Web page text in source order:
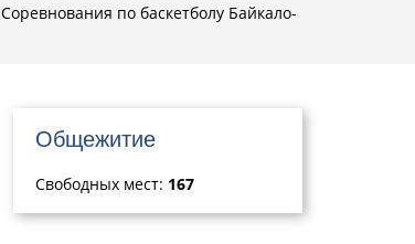
Cоревнования по баскетболу Байкало-
Общежитие
Свободных мест: 167